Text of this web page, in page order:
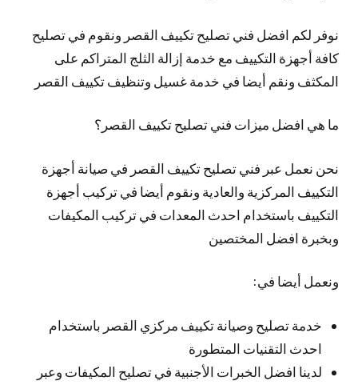
نوفر لكم افضل فني تصليح تكييف القصر ونقوم في تصليح
كافة أجهزة التكييف مع خدمة إزالة الثلج المتراكم على
المكثف ونقم أيضا في خدمة غسيل وتنظيف تكييف القصر
ما هي افضل ميزات فني تصليح تكييف القصر؟
نحن نعمل عبر فني تصليح تكييف القصر في صيانة أجهزة
التكييف المركزية والعادية ونقوم أيضا في تركيب أجهزة
التكييف باستخدام احدث المعدات في تركيب المكيفات
وبخبرة افضل المختصين
ونعمل أيضا في:
خدمة تصليح وصيانة تكييف مركزي القصر باستخدام
احدث التقنيات المتطورة
لدينا افضل الخبرات الأجنبية في تصليح المكيفات وعبر